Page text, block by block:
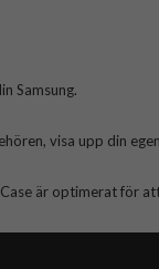
Samsung.
visa upp din
är optimerat för